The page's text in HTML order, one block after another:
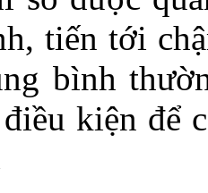
tiến tới
bình
kiện để